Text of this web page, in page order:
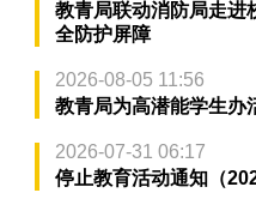
教青局联动消防局走
全防护屏障
2026-08-05 11:56
教青局为高潜能学生办
2026-07-31 06:17
停止教育活动通知（